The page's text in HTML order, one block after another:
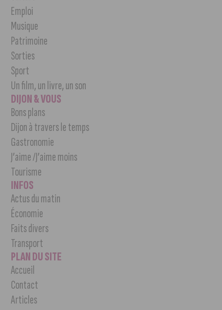
Emploi
Musique
Patrimoine
Sorties
Sport
Un film, un livre, un son
DIJON & VOUS
Bons plans
Dijon à travers le temps
Gastronomie
J’aime /J’aime moins
Tourisme
INFOS
Actus du matin
Économie
Faits divers
Transport
PLAN DU SITE
Accueil
Contact
Articles